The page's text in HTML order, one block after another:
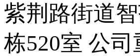
紫荆路街道
栋520室 公司